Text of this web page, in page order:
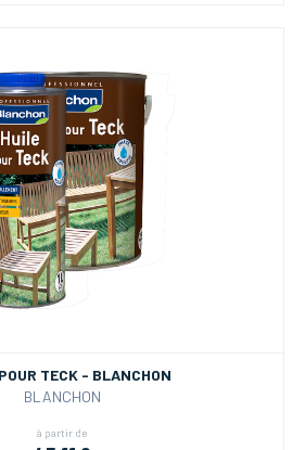
TECK - BLANCHON
BLANCHON
à partir de